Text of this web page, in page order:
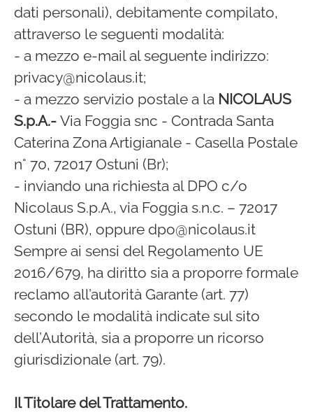
dati personali), debitamente compilato,
attraverso le seguenti modalità:
- a mezzo e-mail al seguente indirizzo:
privacy@nicolaus.it;
- a mezzo servizio postale a la NICOLAUS
S.p.A.- Via Foggia snc - Contrada Santa
Caterina Zona Artigianale - Casella Postale
n° 70, 72017 Ostuni (Br);
- inviando una richiesta al DPO c/o
Nicolaus S.p.A., via Foggia s.n.c. – 72017
Ostuni (BR), oppure dpo@nicolaus.it
Sempre ai sensi del Regolamento UE
2016/679, ha diritto sia a proporre formale
reclamo all’autorità Garante (art. 77)
secondo le modalità indicate sul sito
dell’Autorità, sia a proporre un ricorso
giurisdizionale (art. 79).
Il Titolare del Trattamento.